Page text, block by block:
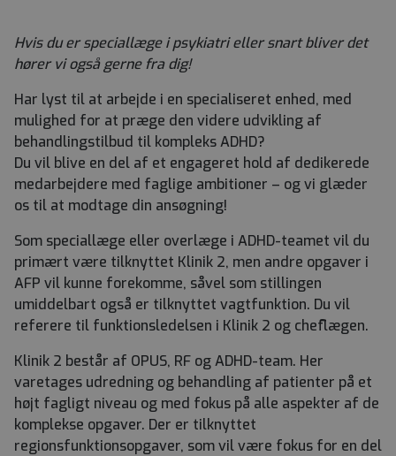
Hvis du er speciallæge i psykiatri eller snart bliver det
hører vi også gerne fra dig!
Har lyst til at arbejde i en specialiseret enhed, med
mulighed for at præge den videre udvikling af
behandlingstilbud til kompleks ADHD?
Du vil blive en del af et engageret hold af dedikerede
medarbejdere med faglige ambitioner – og vi glæder
os til at modtage din ansøgning!
Som speciallæge eller overlæge i ADHD-teamet vil du
primært være tilknyttet Klinik 2, men andre opgaver i
AFP vil kunne forekomme, såvel som stillingen
umiddelbart også er tilknyttet vagtfunktion. Du vil
referere til funktionsledelsen i Klinik 2 og cheflægen.
Klinik 2 består af OPUS, RF og ADHD-team. Her
varetages udredning og behandling af patienter på et
højt fagligt niveau og med fokus på alle aspekter af de
komplekse opgaver. Der er tilknyttet
regionsfunktionsopgaver, som vil være fokus for en del